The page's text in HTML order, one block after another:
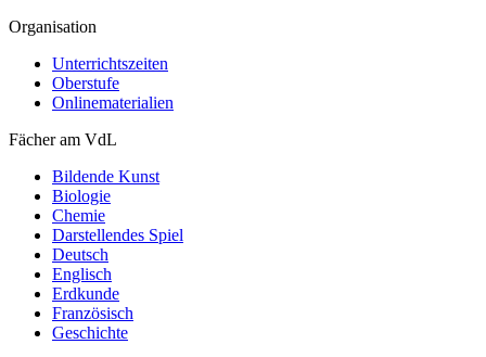
Organisation
Unterrichtszeiten
Oberstufe
Onlinematerialien
Fächer am VdL
Bildende Kunst
Biologie
Chemie
Darstellendes Spiel
Deutsch
Englisch
Erdkunde
Französisch
Geschichte